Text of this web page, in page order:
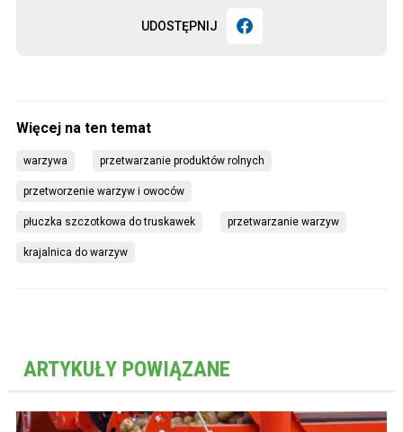
UDOSTĘPNIJ
warzywa przetwarzanie produktów rolnych
przetworzenie warzyw i owoców
płuczka szczotkowa do truskawek przetwarzanie warzyw
krajalnica do warzyw
ARTYKUŁY POWIĄZANE